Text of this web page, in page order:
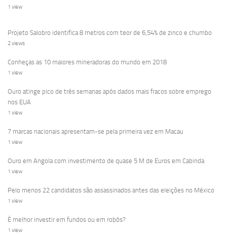
1 view
Projeto Salobro identifica 8 metros com teor de 6,54% de zinco e chumbo
2 views
Conheças as 10 maiores mineradoras do mundo em 2018
1 view
Ouro atinge pico de três semanas após dados mais fracos sobre emprego
nos EUA
1 view
7 marcas nacionais apresentam-se pela primeira vez em Macau
1 view
Ouro em Angola com investimento de quase 5 M de Euros em Cabinda
1 view
Pelo menos 22 candidatos são assassinados antes das eleições no México
1 view
É melhor investir em fundos ou em robôs?
1 view